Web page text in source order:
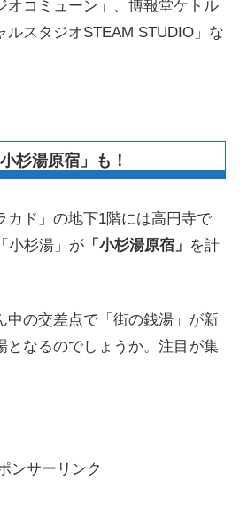
オコミューン」、博報堂ケトル
ルスタジオSTEAM STUDIO」な
杉湯原宿」も！
カド」の地下1階には高円寺で
小杉湯」が 「小杉湯原宿」 を計
中の交差点で「街の銭湯」が新
となるのでしょうか。注目が集
ンサーリンク